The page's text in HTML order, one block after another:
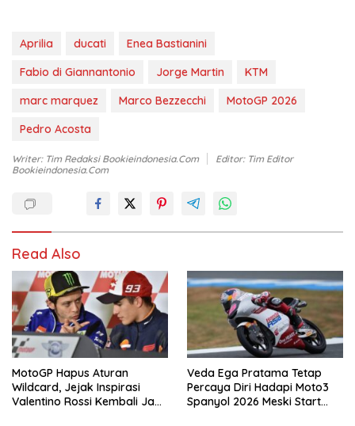
Aprilia ducati
Enea Bastianini
Fabio di Giannantonio
Jorge Martin
KTM
marc marquez
Marco Bezzecchi
MotoGP 2026
Pedro Acosta
Writer: Tim Redaksi Bookieindonesia.com
Editor: Tim Editor
Bookieindonesia.com
Read Also
MotoGP Hapus Aturan
Wildcard, Jejak Inspirasi
Valentino Rossi Kembali Jadi
Veda Ega Pratama Tetap
Percaya Diri Hadapi Moto3
Spanyol 2026 Meski Start